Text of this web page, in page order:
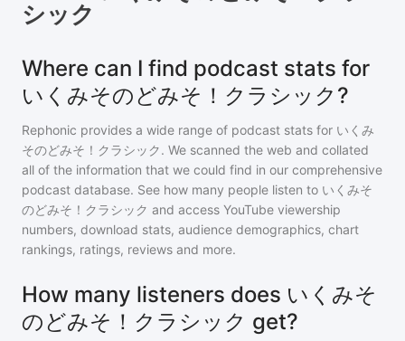
シック
Where can I find podcast stats for
いくみそのどみそ！クラシック?
Rephonic provides a wide range of podcast stats for いくみ
そのどみそ！クラシック. We scanned the web and collated
all of the information that we could find in our comprehensive
podcast database. See how many people listen to いくみそ
のどみそ！クラシック and access YouTube viewership
numbers, download stats, audience demographics, chart
rankings, ratings, reviews and more.
How many listeners does いくみそ
のどみそ！クラシック get?